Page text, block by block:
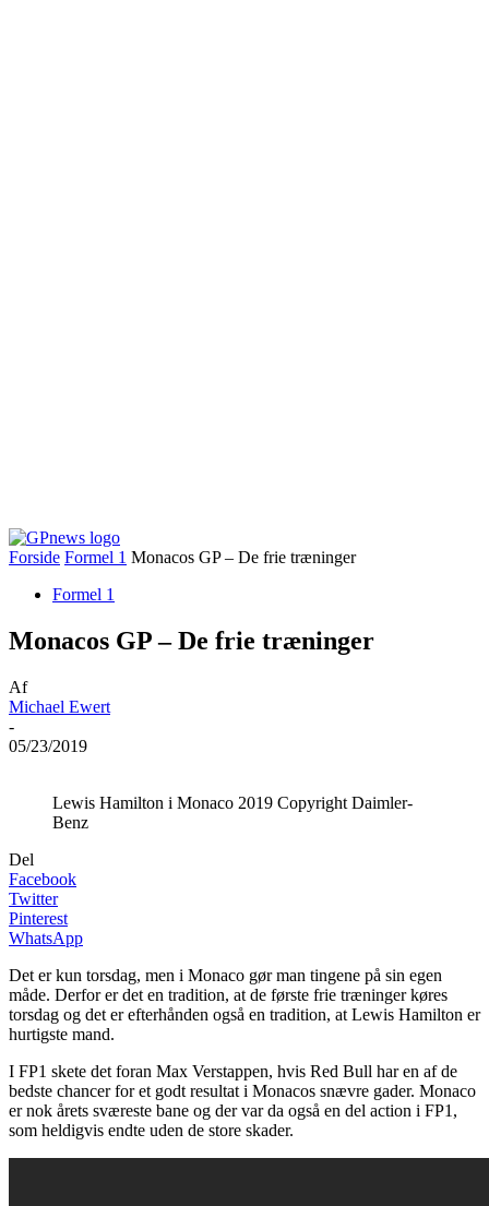
Forside Formel 1 Monacos GP – De frie træninger
Formel 1
Monacos GP – De frie træninger
Af
Michael Ewert
-
05/23/2019
Lewis Hamilton i Monaco 2019 Copyright Daimler-
Benz
Del
Facebook
Twitter
Pinterest
WhatsApp
Det er kun torsdag, men i Monaco gør man tingene på sin egen
måde. Derfor er det en tradition, at de første frie træninger køres
torsdag og det er efterhånden også en tradition, at Lewis Hamilton er
hurtigste mand.
I FP1 skete det foran Max Verstappen, hvis Red Bull har en af de
bedste chancer for et godt resultat i Monacos snævre gader. Monaco
er nok årets sværeste bane og der var da også en del action i FP1,
som heldigvis endte uden de store skader.